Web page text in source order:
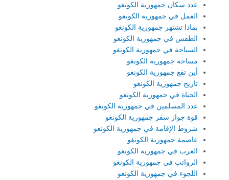
عدد سكان جمهورية الكونغو
العمل في جمهورية الكونغو
بماذا تشتهر جمهورية الكونغو
الطقس في جمهورية الكونغو
السياحة في جمهورية الكونغو
مساحة جمهورية الكونغو
أين تقع جمهورية الكونغو
تاريخ جمهورية الكونغو
الحياة في جمهورية الكونغو
عدد المسلمين في جمهورية الكونغو
قوة جواز سفر جمهورية الكونغو
شروط الإقامة في جمهورية الكونغو
عاصمة جمهورية الكونغو
العرب في جمهورية الكونغو
الرواتب في جمهورية الكونغو
اللجوء في جمهورية الكونغو